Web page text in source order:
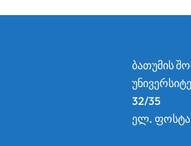
ბათუმის
32/35
ელ. ფოსტა: